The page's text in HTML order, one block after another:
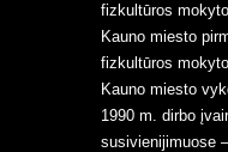
fizkultūros
Kauno miesto
fizkultūros
Kauno miesto
1990 m. dirbo
susivienijimuose